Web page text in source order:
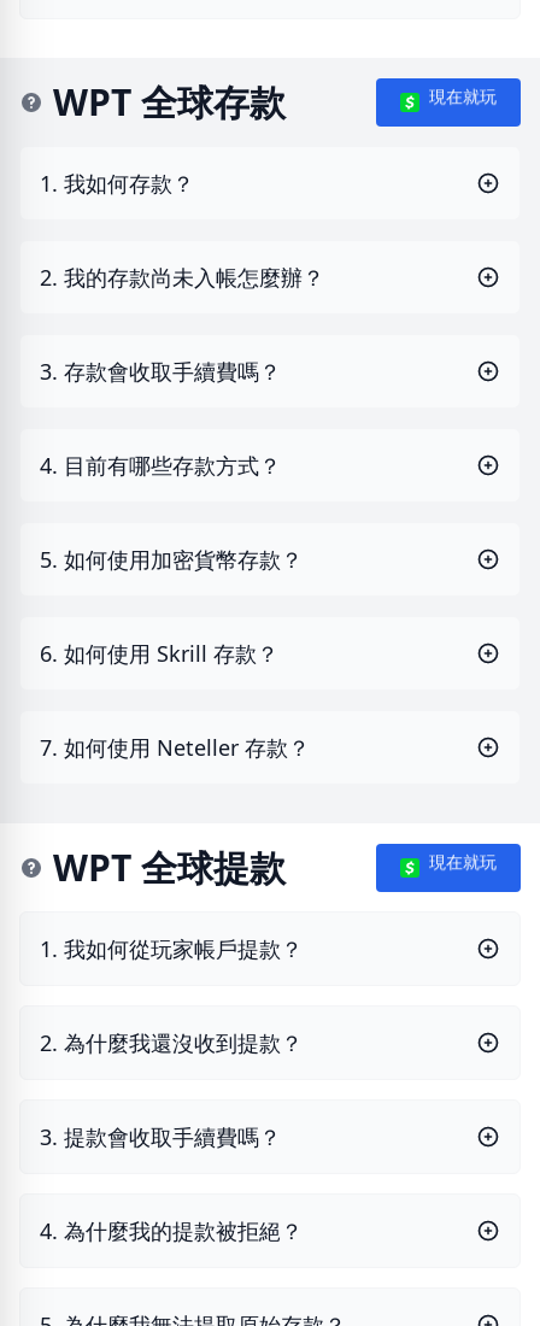
WPT 全球存款 現在就玩
1. 我如何存款？
2. 我的存款尚未入帳怎麼辦？
3. 存款會收取手續費嗎？
4. 目前有哪些存款方式？
5. 如何使用加密貨幣存款？
6. 如何使用 Skrill 存款？
7. 如何使用 Neteller 存款？
WPT 全球提款 現在就玩
1. 我如何從玩家帳戶提款？
2. 為什麼我還沒收到提款？
3. 提款會收取手續費嗎？
4. 為什麼我的提款被拒絕？